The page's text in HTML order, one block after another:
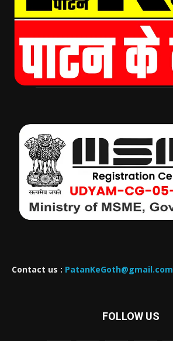
Contact us : PatanKeGoth@gmail.com
FOLLOW US